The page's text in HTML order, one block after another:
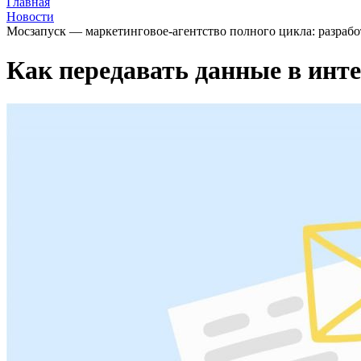
Новости
Мосзапуск — маркетинговое-агентство полного цикла:
Как передавать данные в